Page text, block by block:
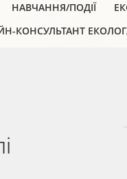
НАВЧАННЯ/ПОДІЇ
КОНСУЛЬТАНТ